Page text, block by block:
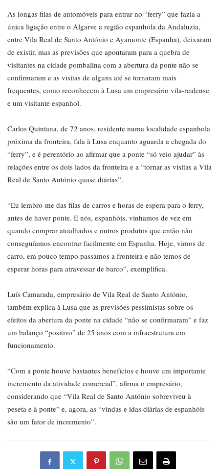
As longas filas de automóveis para entrar no “ferry” que fazia a
única ligação entre o Algarve a região espanhola da Andaluzia,
entre Vila Real de Santo António e Ayamonte (Espanha), deixaram
de existir, mas as previsões que apontaram para a quebra de
visitantes na cidade pombalina com a abertura da ponte não se
confirmaram e as visitas de alguns até se tornaram mais
frequentes, como reconhecem à Lusa um empresário vila-realense
e um visitante espanhol.
Carlos Quintana, de 72 anos, residente numa localidade espanhola
próxima da fronteira, fala à Lusa enquanto aguarda a chegada do
“ferry”, e é perentório ao afirmar que a ponte “só veio ajudar” às
relações entre os dois lados da fronteira e a “tornar as visitas a Vila
Real de Santo António quase diárias”.
“Eu lembro-me das filas de carros e horas de espera para o ferry,
antes de haver ponte. E nós, espanhóis, vínhamos de vez em
quando comprar atoalhados e outros produtos que então não
conseguíamos encontrar facilmente em Espanha. Hoje, vimos de
carro, em pouco tempo passamos a fronteira e não temos de
esperar horas para atravessar de barco”, exemplifica.
Luís Camarada, empresário de Vila Real de Santo António,
também explica à Lusa que as previsões pessimistas sobre os
efeitos da abertura da ponte na cidade “não se confirmaram” e faz
um balanço “positivo” de 25 anos com a infraestrutura em
funcionamento.
“Com a ponte houve bastantes benefícios e houve um importante
incremento da atividade comercial”, afirma o empresário,
considerando que “Vila Real de Santo António sobreviveu à
peseta e à ponte” e, agora, as “vindas e idas diárias de espanhóis
são um fator de incremento”.